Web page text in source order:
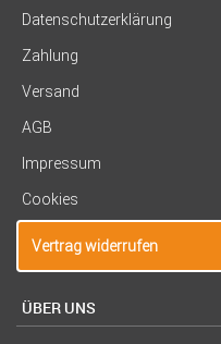
Datenschutzerklärung
Zahlung
Versand
AGB
Impressum
Cookies
Vertrag widerrufen
ÜBER UNS